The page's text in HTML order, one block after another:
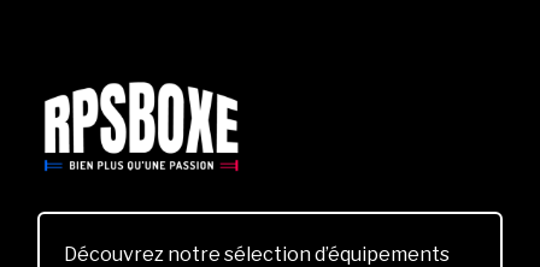
Découvrez notre sélection d’équipements